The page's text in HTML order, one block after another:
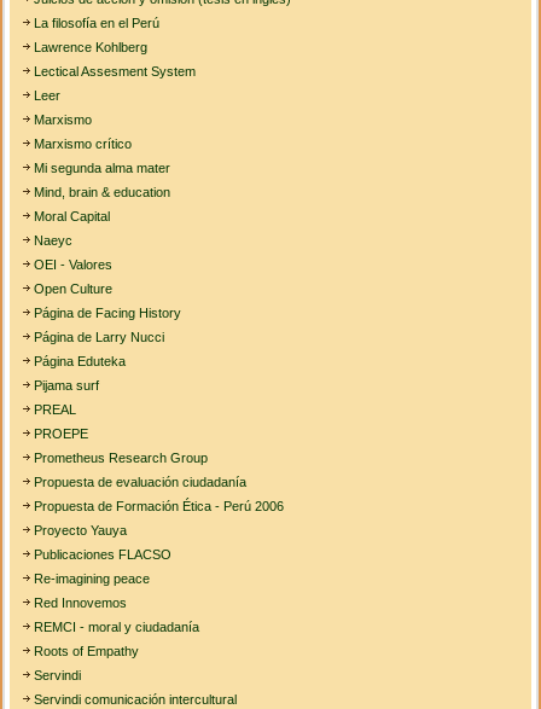
La filosofía en el Perú
Lawrence Kohlberg
Lectical Assesment System
Leer
Marxismo
Marxismo crítico
Mi segunda alma mater
Mind, brain & education
Moral Capital
Naeyc
OEI - Valores
Open Culture
Página de Facing History
Página de Larry Nucci
Página Eduteka
Pijama surf
PREAL
PROEPE
Prometheus Research Group
Propuesta de evaluación ciudadanía
Propuesta de Formación Ética - Perú 2006
Proyecto Yauya
Publicaciones FLACSO
Re-imagining peace
Red Innovemos
REMCI - moral y ciudadanía
Roots of Empathy
Servindi
Servindi comunicación intercultural